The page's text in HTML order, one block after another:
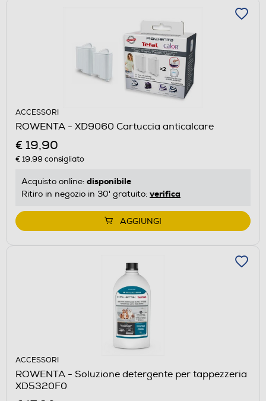
ACCESSORI
ROWENTA - XD9060 Cartuccia anticalcare
€ 19,90
€ 19,99 consigliato
Acquisto online: disponibile
Ritiro in negozio in 30' gratuito: verifica
AGGIUNGI
ACCESSORI
ROWENTA - Soluzione detergente per tappezzeria
XD5320F0